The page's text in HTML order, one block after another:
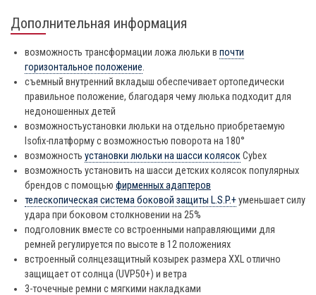
Дополнительная информация
возможность трансформации ложа люльки в почти
горизонтальное положение.
съемный внутренний вкладыш обеспечивает ортопедически
правильное положение, благодаря чему люлька подходит для
недоношенных детей
возможностьустановки люльки на отдельно приобретаемую
Isofix-платформу с возможностью поворота на 180°
возможность установки люльки на шасси колясокCybex
возможность установить на шасси детских колясок популярных
брендов с помощью фирменных адаптеров
телескопическая система боковой защиты L.S.P.+уменьшает силу
удара при боковом столкновении на 25%
подголовник вместе со встроенными направляющими для
ремней регулируется по высоте в 12 положениях
встроенный солнцезащитный козырек размера XXL отлично
защищает от солнца (UVP50+) и ветра
3-точечные ремни с мягкими накладками